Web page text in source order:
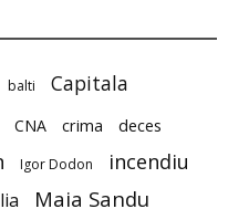
balti Capitala
CNA crima deces
Igor Dodon incendiu
Maia Sandu